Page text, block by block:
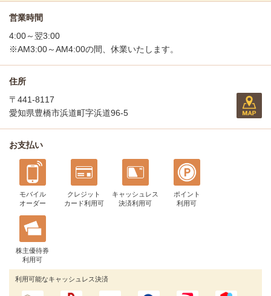
営業時間
4:00～翌3:00
※AM3:00～AM4:00の間、休業いたします。
住所
〒441-8117
愛知県豊橋市浜道町字浜道96-5
お支払い
モバイル
オーダー
クレジット
カード利用可
キャッシュレス
決済利用可
ポイント
利用可
株主優待券
利用可
利用可能なキャッシュレス決済